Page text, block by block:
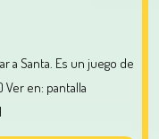
Ver en: pantalla